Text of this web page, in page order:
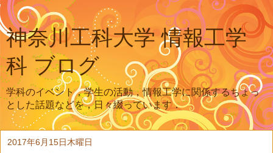
神奈川工科大学 情報工学
科 ブログ
学科のイベント，学生の活動，情報工学に関係するちょっ
とした話題などを，日々綴っています．
2017年6月15日木曜日